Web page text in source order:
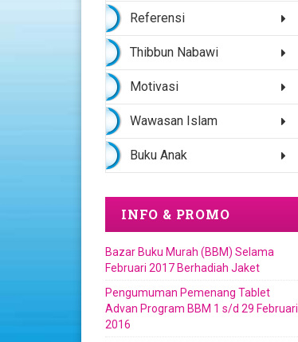
Referensi
Thibbun Nabawi
Motivasi
Wawasan Islam
Buku Anak
INFO & PROMO
Bazar Buku Murah (BBM) Selama
Februari 2017 Berhadiah Jaket
Pengumuman Pemenang Tablet
Advan Program BBM 1 s/d 29 Februari
2016